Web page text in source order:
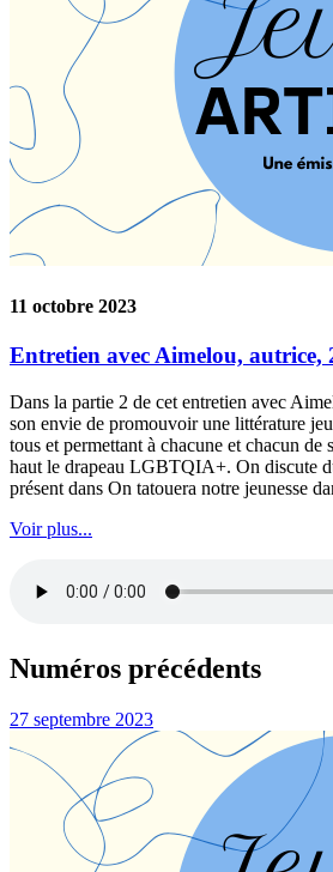
11 octobre 2023
Entretien avec Aimelou, autrice,
Dans la partie 2 de cet entretien avec
son envie de promouvoir une littérature
tous et permettant à chacune et chacun de
haut le drapeau LGBTQIA+. On discute
présent dans On tatouera notre jeunesse
Voir plus...
Numéros précédents
27 septembre 2023